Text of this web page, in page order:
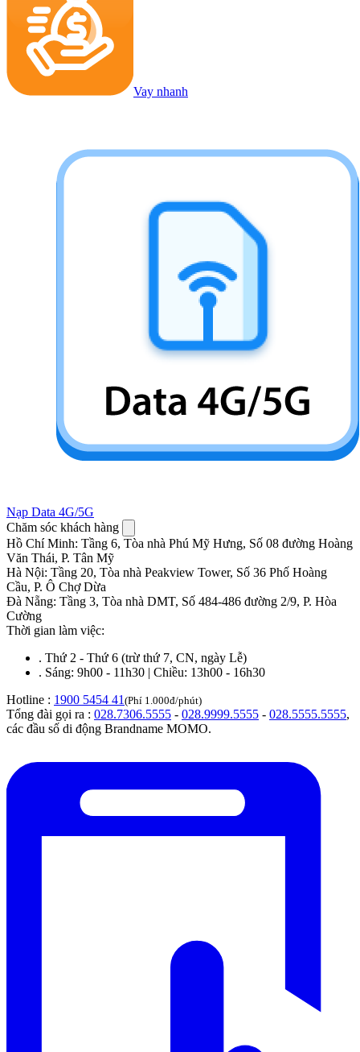
Vay nhanh
Nạp Data 4G/5G
Chăm sóc khách hàng
Hồ Chí Minh: Tầng 6, Tòa nhà Phú Mỹ Hưng, Số 08 đường Hoàng
Văn Thái, P. Tân Mỹ
Hà Nội: Tầng 20, Tòa nhà Peakview Tower, Số 36 Phố Hoàng
Cầu, P. Ô Chợ Dừa
Đà Nẵng: Tầng 3, Tòa nhà DMT, Số 484-486 đường 2/9, P. Hòa
Cường
Thời gian làm việc:
. Thứ 2 - Thứ 6 (trừ thứ 7, CN, ngày Lễ)
. Sáng: 9h00 - 11h30 | Chiều: 13h00 - 16h30
Hotline : 1900 5454 41 (Phí 1.000đ/phút)
Tổng đài gọi ra : 028.7306.5555 - 028.9999.5555 - 028.5555.5555,
các đầu số di động Brandname MOMO.